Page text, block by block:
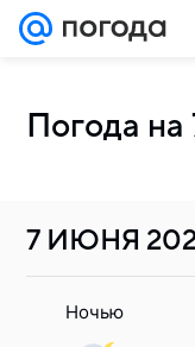
Погода
7 ИЮНЯ
Ночью